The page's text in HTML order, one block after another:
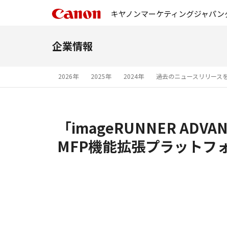
キヤノンマーケティングジャパン
企業情報
2026年 2025年 2024年 過去のニュースリリース
「imageRUNNER
MFP機能拡張プラットフ